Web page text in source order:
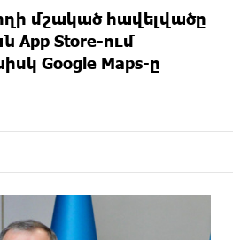
մշակած հավելվածը
App Store-ում
Google Maps-ը